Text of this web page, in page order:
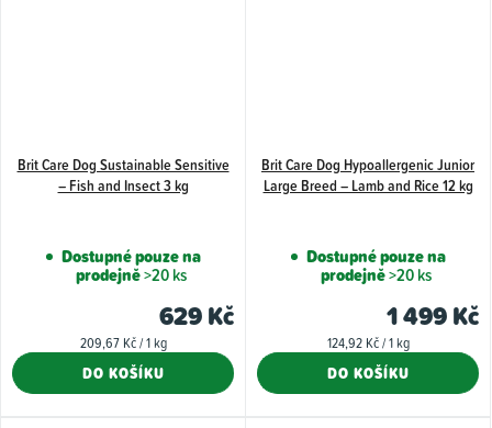
Brit Care Dog Sustainable Sensitive
– Fish and Insect 3 kg
Dostupné pouze na
prodejně>20 ks
629 Kč
Měrná
209,67 Kč / 1 kg
DO KOŠÍKU
Brit Care Dog Hypoallergenic Junior
Large Breed – Lamb and Rice 12 kg
Dostupné pouze na
prodejně>20 ks
1 499 Kč
Měrná
124,92 Kč / 1 kg
DO KOŠÍKU